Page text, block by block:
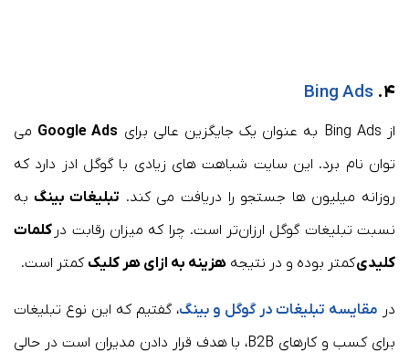
۴. Bing Ads
از Bing Ads به عنوان یک جایگزین عالی برای Google Ads می
توان نام برد. این سایت شباهت های زیادی با گوگل ادز دارد که
روزانه میلیون ها جستجو را دریافت می کند. تبلیغات بینگ به
نسبت تبلیغات گوگل ارزان‌تر است. چرا که میزان رقابت در کلمات
کلیدیکمتر بوده و در نتیجه هزینه به ازای هر کلیک کمتر است.
در مقایسه تبلیغات در گوگل و بینگ، گفتیم که این نوع تبلیغات
برای کسب و کارهای B2B، با هدف قرار دادن مدیران است در حالی